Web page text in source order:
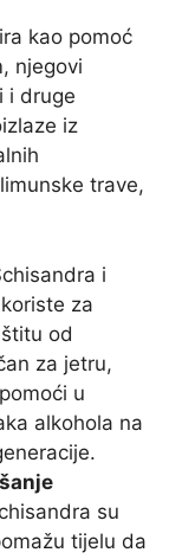
kao pomoć
njegovi
i druge
iz
trave,
i
za
od
za jetru,
u
alkohola na
su
tijelu da